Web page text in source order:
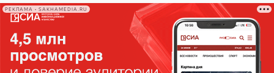
РЕКЛАМА • SAKHAMEDIA.RU